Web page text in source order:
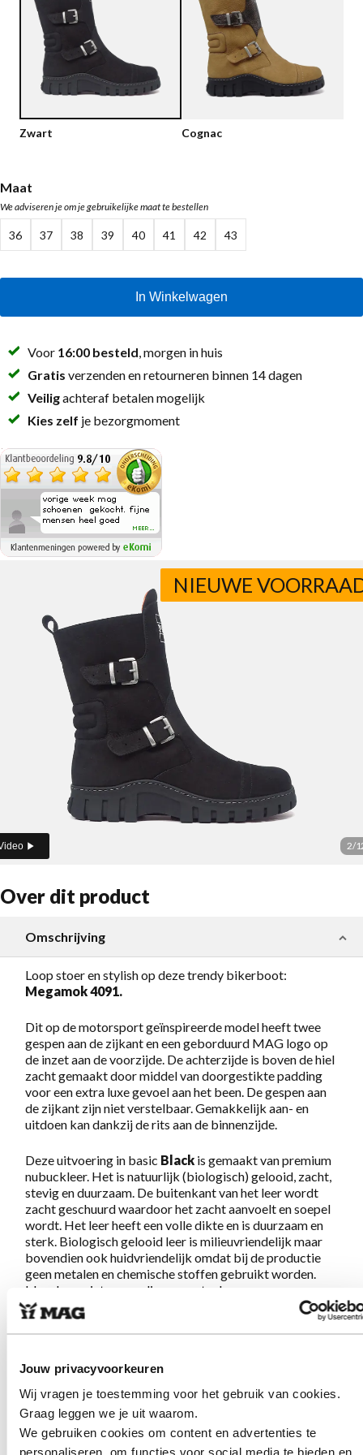
Jouw privacyvoorkeuren
Wij vragen je toestemming voor het gebruik van cookies.
Graag leggen we je uit waarom.
We gebruiken cookies om content en advertenties te
personaliseren, om functies voor social media te bieden en
Lage schoenen
Vegan
Sandalen
Loafers
Bikerboots
Enkellaarsjes met rits
Chelseaboots
Hakken
Sale
Zwart Cognac
Maat
We adviseren je om je gebruikelijke maat te bestellen
36 37 38 39 40 41 42 43
In Winkelwagen
Voor 16:00 besteld, morgen in huis
Gratis verzenden en retourneren binnen 14 dagen
Veiligachteraf betalen mogelijk
Kies zelf je bezorgmoment
2/
NIEUWE
Over dit product
Omschrijving
Loop stoer en stylish op deze trendy bikerboot:
Megamok 4091.
Dit op de motorsport geïnspireerde model heeft twee
gespen aan de zijkant en een geborduurd MAG logo op
de inzet aan de voorzijde. De achterzijde is boven de hiel
zacht gemaakt door middel van doorgestikte padding
voor een extra luxe gevoel aan het been. De gespen aan
de zijkant zijn niet verstelbaar. Gemakkelijk aan- en
uitdoen kan dankzij de rits aan de binnenzijde.
Deze uitvoering in basic Black is gemaakt van premium
nubuckleer. Het is natuurlijk (biologisch) gelooid, zacht,
stevig en duurzaam. De buitenkant van het leer wordt
zacht geschuurd waardoor het zacht aanvoelt en soepel
wordt. Het leer heeft een volle dikte en is duurzaam en
sterk. Biologisch gelooid leer is milieuvriendelijk maar
bovendien ook huidvriendelijk omdat bij de productie
geen metalen en chemische stoffen gebruikt worden.
Ideaal voor iets gevoeligere voeten!
Deze boot in "bikerstyle" geeft precies wat je van MAG
voetbed zorgen ervoor dat je eindeloos kunt lopen. Het
sterke maar zachte leer zorgt voor een comfortabel en
luxe gevoel aan je voeten. Eenmaal aan, nooit meer uit!